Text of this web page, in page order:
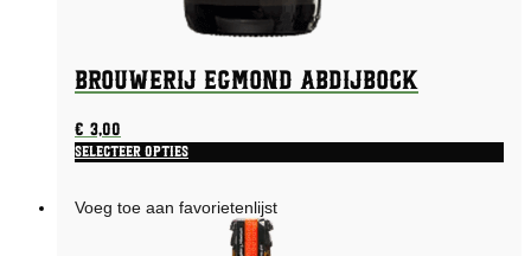
Brouwerij Egmond Abdijbock
€3,00
Selecteer opties
Voeg toe aan favorietenlijst